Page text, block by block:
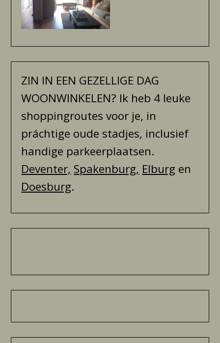
ZIN IN EEN GEZELLIGE DAG
WOONWINKELEN? Ik heb 4 leuke
shoppingroutes voor je, in
práchtige oude stadjes, inclusief
handige parkeerplaatsen.
Deventer, Spakenburg, Elburg en
Doesburg.